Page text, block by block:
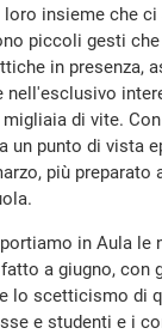
insieme che
piccoli gesti
in presenza,
di vite.
un punto di vista
più
in Aula
a giugno,
lo scetticismo di
e studenti e i